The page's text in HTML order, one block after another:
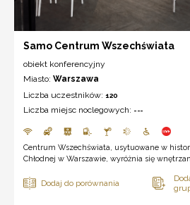
Samo Centrum Wszechświata
obiekt konferencyjny
Miasto: Warszawa
Liczba uczestników: 120
Liczba miejsc noclegowych: ---
Centrum Wszechświata, usytuowane w
Chłodnej w Warszawie, wyróżnia się